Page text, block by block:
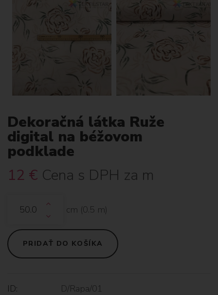
Dekoračná látka Ruže
digital na béžovom
podklade
12 € Cena s DPH za m
cm (0.5 m)
PRIDAŤ DO KOŠÍKA
ID: D/Rapa/01